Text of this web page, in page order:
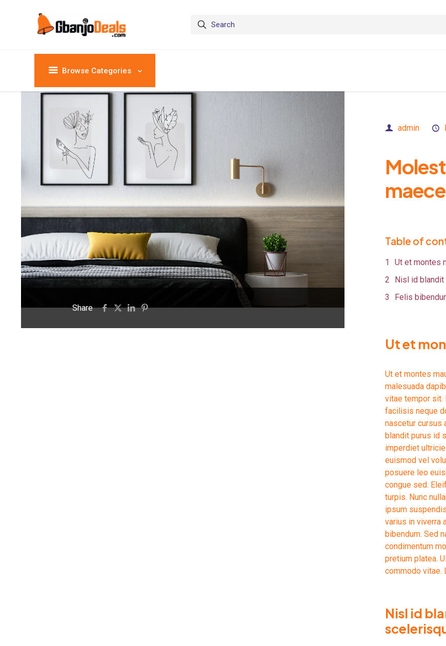
Browse Categories
Share
admin
Table of
Ut et montes
Nisl id
Felis
Ut et
Ut et montes
malesuada
vitae tempor sit.
facilisis neque
nascetur cursus
blandit purus id
imperdiet
euismod vel
posuere leo
congue sed.
turpis. Nunc
ipsum
varius in viverra
bibendum. Sed
condimentum
pretium platea.
commodo vitae.
Nisl id